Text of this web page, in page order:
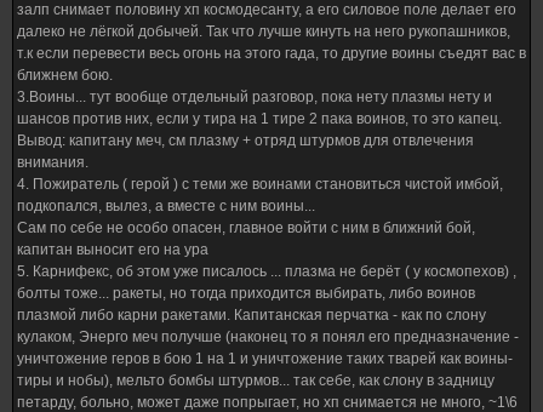
залп снимает половину хп космодесанту, а его силовое поле делает его
далеко не лёгкой добычей. Так что лучше кинуть на него рукопашников,
т.к если перевести весь огонь на этого гада, то другие воины съедят вас в
ближнем бою.
3.Воины... тут вообще отдельный разговор, пока нету плазмы нету и
шансов против них, если у тира на 1 тире 2 пака воинов, то это капец.
Вывод: капитану меч, см плазму + отряд штурмов для отвлечения
внимания.
4. Пожиратель ( герой ) с теми же воинами становиться чистой имбой,
подкопался, вылез, а вместе с ним воины...
Сам по себе не особо опасен, главное войти с ним в ближний бой,
капитан выносит его на ура
5. Карнифекс, об этом уже писалось ... плазма не берёт ( у космопехов) ,
болты тоже... ракеты, но тогда приходится выбирать, либо воинов
плазмой либо карни ракетами. Капитанская перчатка - как по слону
кулаком, Энерго меч получше (наконец то я понял его предназначение -
уничтожение геров в бою 1 на 1 и уничтожение таких тварей как воины-
тиры и нобы), мельто бомбы штурмов... так себе, как слону в задницу
петарду, больно, может даже попрыгает, но хп снимается не много, ~1\6